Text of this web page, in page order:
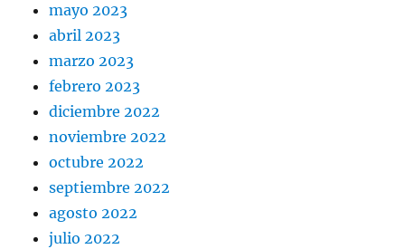
mayo 2023
abril 2023
marzo 2023
febrero 2023
diciembre 2022
noviembre 2022
octubre 2022
septiembre 2022
agosto 2022
julio 2022